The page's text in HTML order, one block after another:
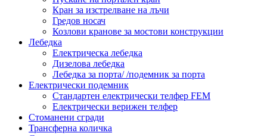
Кран за изстрелване на лъчи
Гредов носач
Козлови кранове за мостови конструкции
Лебедка
Електрическа лебедка
Дизелова лебедка
Лебедка за порта/ /подемник за порта
Електрически подемник
Стандартен електрически телфер FEM
Електрически верижен телфер
Стоманени сгради
Трансферна количка